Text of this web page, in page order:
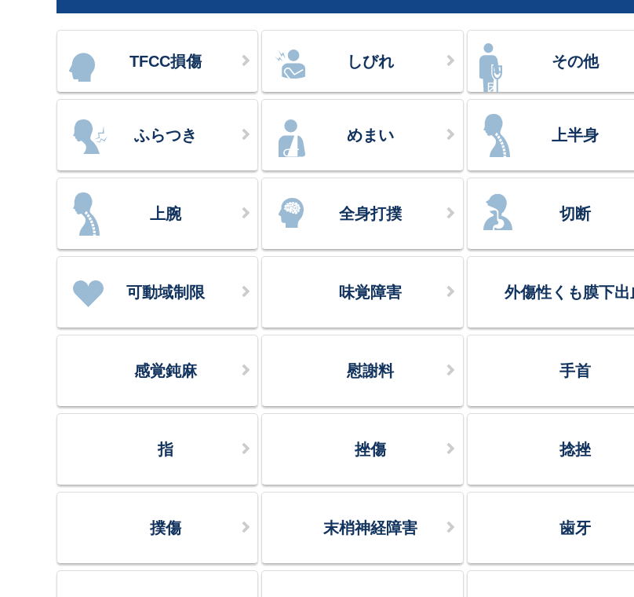
TFCC損傷 しびれ その他
ふらつき めまい 上半身
上腕 全身打撲 切断
可動域制限 味覚障害 外傷性くも膜下出
感覚鈍麻 慰謝料 手首
指 挫傷 捻挫
撲傷 末梢神経障害 歯牙